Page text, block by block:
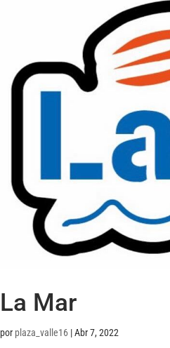
La Mar
por plaza_valle16|Abr 7, 2022